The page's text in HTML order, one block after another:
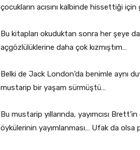
çocukların acısını kalbinde hissettiği için
Bu kitapları okuduktan sonra her şeye
açgözlülüklerine daha çok kızmıştım…
Belki de Jack London’da benimle aynı
mustarip bir yaşam sürmüştü…
Bu mustarip yıllarında, yayımcısı
öykülerinin yayımlanması… Ufak da olsa